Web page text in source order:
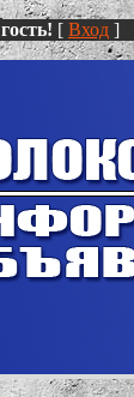
гость! [ Вход ]